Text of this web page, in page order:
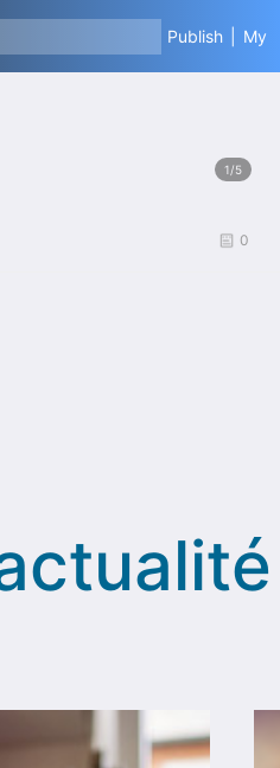
Publish My
1/5
0